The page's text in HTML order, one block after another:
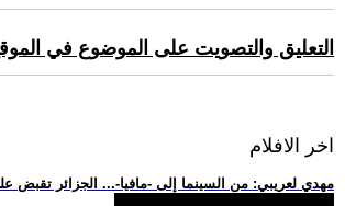
التعليق والتصويت على الموضوع في
اخر الافلام
.. مهدي لعريبي: من السينما إلى -مافيا-... الجزائر تقبض